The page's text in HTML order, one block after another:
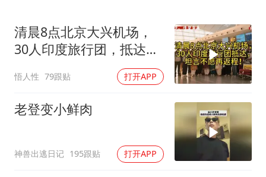
央视新主播李秋莹母校发文祝贺
暑期研学游升温 在旅途中增长知识
国足U17与阿森纳决赛取消 并列冠军
总书记点赞的非遗苗绣焕发新生机
清晨8点北京大兴机场，
30人印度旅行团，抵达，
悟人性 79跟贴 打开APP
老登变小鲜肉
神兽出逃日记 195跟贴 打开APP